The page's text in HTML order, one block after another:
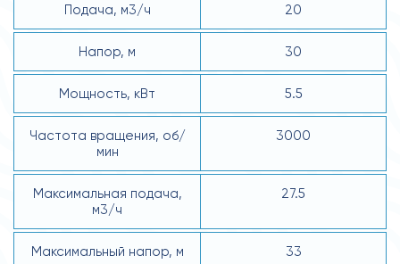
Подача, м3/ч 20
Напор, м 30
Мощность, кВт 5.5
Частота вращения, об/
мин
3000
Максимальная подача,
м3/ч
27.5
Максимальный напор, м 33